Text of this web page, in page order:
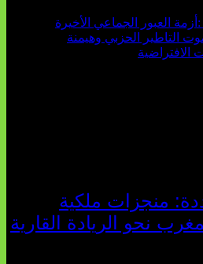
منجزات ملكية
نحو الريادة القارية